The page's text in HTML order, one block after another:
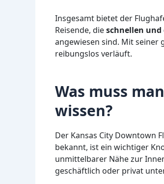
Insgesamt bietet der
Reisende, dieschnellen
angewiesen sind. Mit seiner
reibungslos verläuft.
Was muss
wissen?
Der Kansas City Downtown
bekannt, ist ein wichtiger
unmittelbarer Nähe zur
geschäftlich oder privat